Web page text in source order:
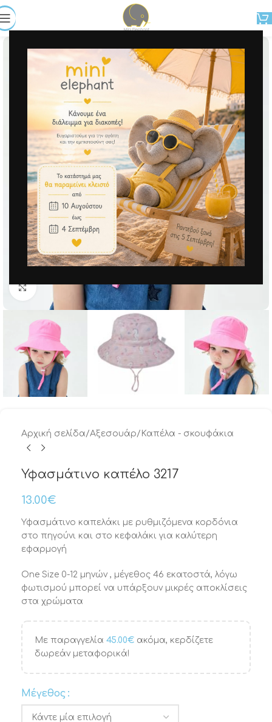
Μεγέθυνση
Αρχική σελίδα/Αξεσουάρ/ Καπέλα - σκουφάκια
Υφασμάτινο καπέλο 3217
13.00€
Υφασμάτινο καπελάκι με ρυθμιζόμενα κορδόνια
στο πηγούνι και στο κεφαλάκι για καλύτερη
εφαρμογή
One Size 0-12 μηνών , μέγεθος 46 εκατοστά, λόγω
φωτισμού μπορεί να υπάρξουν μικρές αποκλίσεις
στα χρώματα
Με παραγγελία 45.00€ ακόμα, κερδίζετε
δωρεάν μεταφορικά!
Μέγεθος